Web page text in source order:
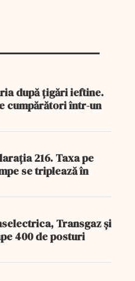
după țigări ieftine.
cumpărători într-un
216. Taxa pe
se triplează în
Transgaz și
400 de posturi